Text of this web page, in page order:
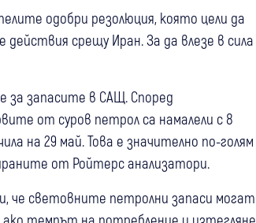
одобри резолюция, която цели да
срещу Иран. За да влезе в сила
за запасите в САЩ. Според
от суров петрол са намалели с 8
на 29 май. Това е значително по-голям
от Ройтерс анализатори.
че световните петролни запаси могат